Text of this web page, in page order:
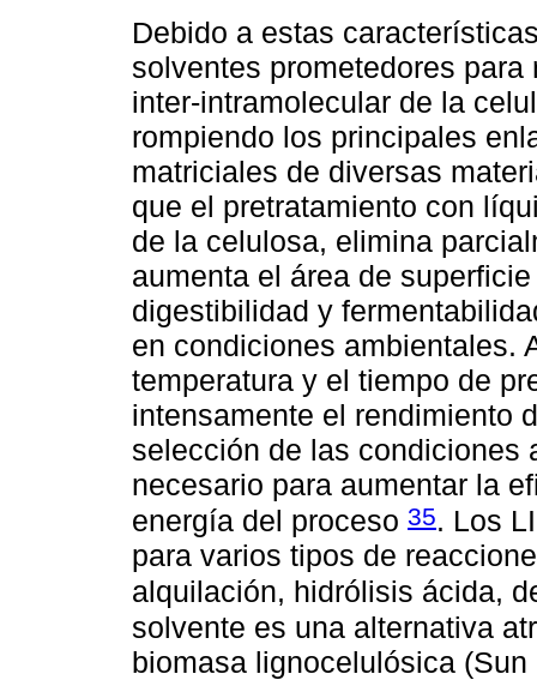
Debido a estas
solventes prometedores
inter-intramolecular de la
rompiendo los principales
matriciales de diversas
que el pretratamiento con
de la celulosa, elimina
aumenta el área de
digestibilidad y
en condiciones ambientales.
temperatura y el tiempo de
intensamente el rendimiento
selección de las condiciones
necesario para aumentar la
energía del proceso 35. Los
para varios tipos de
alquilación, hidrólisis ácida,
solvente es una alternativa
biomasa lignocelulósica (Sun